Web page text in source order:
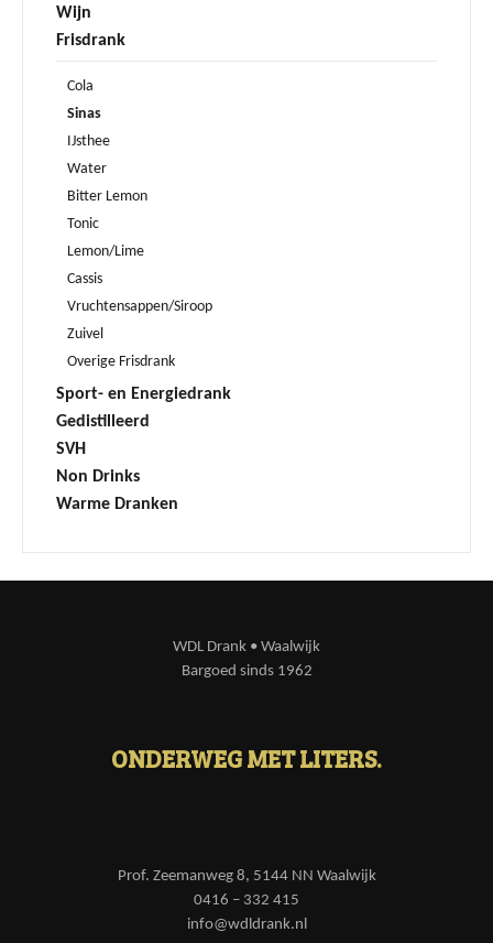
Wijn
Frisdrank
Cola
Sinas
IJsthee
Water
Bitter Lemon
Tonic
Lemon/Lime
Cassis
Vruchtensappen/Siroop
Zuivel
Overige Frisdrank
Sport- en Energiedrank
Gedistilleerd
SVH
Non Drinks
Warme Dranken
WDL Drank • Waalwijk
Bargoed sinds 1962
ONDERWEG MET LITERS.
Prof. Zeemanweg 8, 5144 NN Waalwijk
0416 – 332 415
info@wdldrank.nl